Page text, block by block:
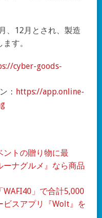
、12月とされ、製造
す。
cyber-goods-
： https://app.online-
ントの贈り物に最
ナグルメ』なら商品
」で合計5,000
スアプリ『Wolt』を